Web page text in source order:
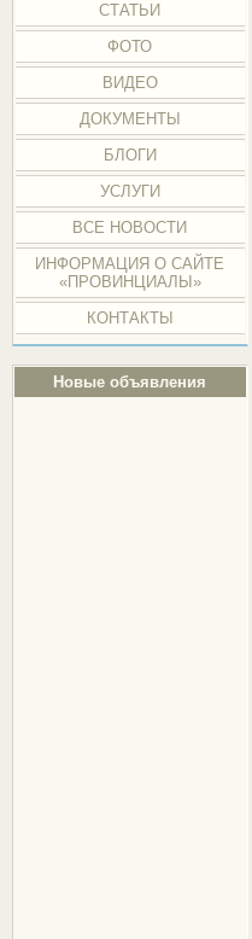
СТАТЬИ
ФОТО
ВИДЕО
ДОКУМЕНТЫ
БЛОГИ
УСЛУГИ
ВСЕ НОВОСТИ
ИНФОРМАЦИЯ О САЙТЕ
«ПРОВИНЦИАЛЫ»
КОНТАКТЫ
Новые объявления